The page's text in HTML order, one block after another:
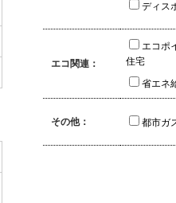
ディス
エコ関連：
エコポ
住宅
省エネ
その他： 都市ガ